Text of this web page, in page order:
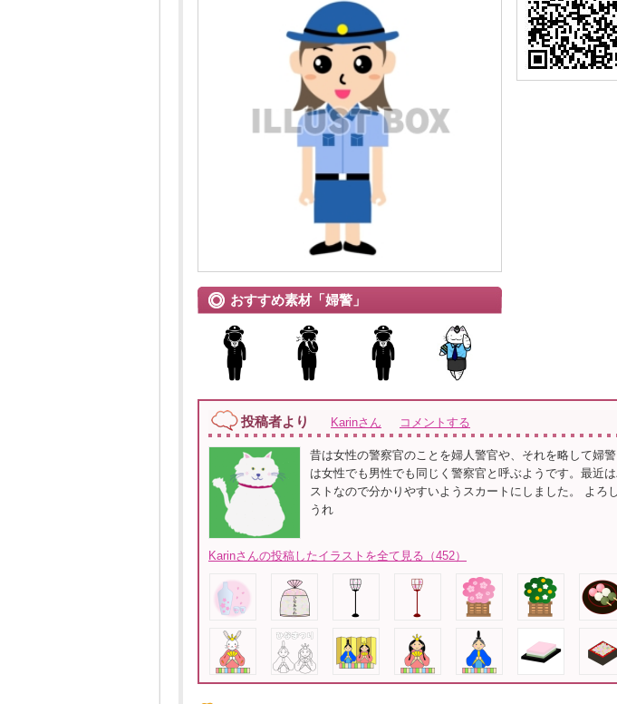
おすすめ素材「婦警」
投稿者より Karinさん コメントする
昔は女性の警察官のことを婦人警官や、それを略して婦
は女性でも男性でも同じく警察官と呼ぶようです。最近
ストなので分かりやすいようスカートにしました。 よろ
うれ
Karinさんの投稿したイラストを全て見る（452）